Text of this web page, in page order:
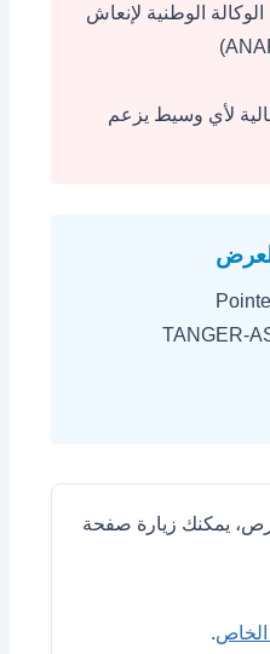
الوطنية لإنعاش
لأي وسيط يزعم
يمكنك زيارة صفحة
.